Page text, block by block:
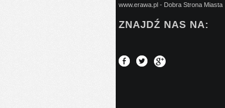
www.erawa.pl - Dobra Strona Miasta
ZNAJDŹ NAS NA: